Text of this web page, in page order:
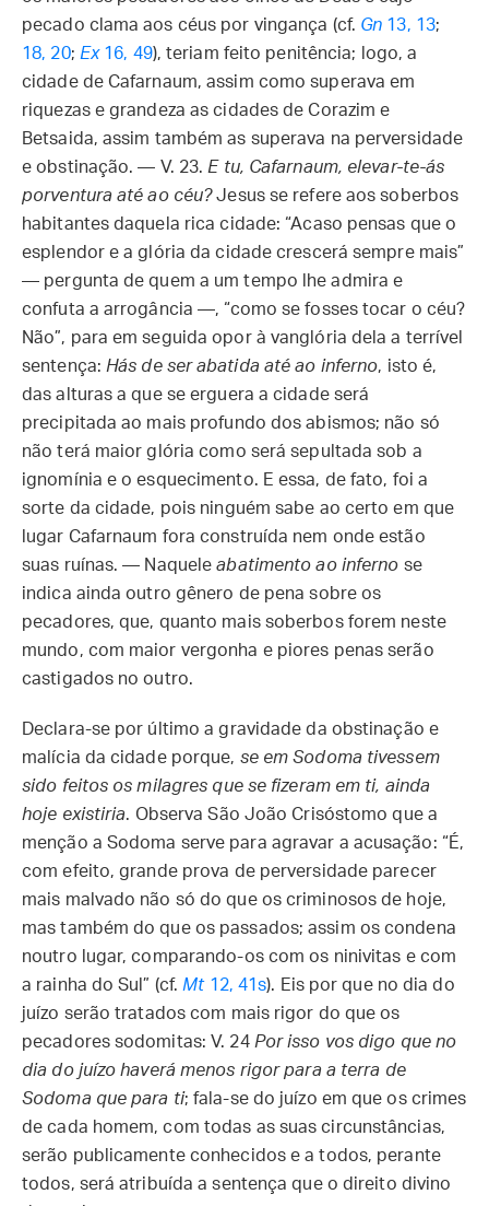
pecado clama aos céus por vingança (cf. Gn 13, 13;
18, 20; Ex16, 49), teriam feito penitência; logo, a
cidade de Cafarnaum, assim como superava em
riquezas e grandeza as cidades de Corazim e
Betsaida, assim também as superava na perversidade
e obstinação. — V. 23. E tu, Cafarnaum, elevar-te-ás
porventura até ao céu?Jesus se refere aos soberbos
habitantes daquela rica cidade: “Acaso pensas que o
esplendor e a glória da cidade crescerá sempre mais”
— pergunta de quem a um tempo lhe admira e
confuta a arrogância —, “como se fosses tocar o céu?
Não”, para em seguida opor à vanglória dela a terrível
sentença: Hás de ser abatida até ao inferno, isto é,
das alturas a que se erguera a cidade será
precipitada ao mais profundo dos abismos; não só
não terá maior glória como será sepultada sob a
ignomínia e o esquecimento. E essa, de fato, foi a
sorte da cidade, pois ninguém sabe ao certo em que
lugar Cafarnaum fora construída nem onde estão
suas ruínas. — Naqueleabatimento ao inferno se
indica ainda outro gênero de pena sobre os
pecadores, que, quanto mais soberbos forem neste
mundo, com maior vergonha e piores penas serão
castigados no outro.
Declara-se por último a gravidade da obstinação e
malícia da cidade porque, se em Sodoma tivessem
sido feitos os milagres que se fizeram em ti, ainda
hoje existiria. Observa São João Crisóstomo que a
menção a Sodoma serve para agravar a acusação: “É,
com efeito, grande prova de perversidade parecer
mais malvado não só do que os criminosos de hoje,
mas também do que os passados; assim os condena
noutro lugar, comparando-os com os ninivitas e com
a rainha do Sul” (cf. Mt12, 41s). Eis por que no dia do
juízo serão tratados com mais rigor do que os
pecadores sodomitas: V. 24 Por isso vos digo que no
dia do juízo haverá menos rigor para a terra de
Sodoma que para ti; fala-se do juízo em que os crimes
de cada homem, com todas as suas circunstâncias,
serão publicamente conhecidos e a todos, perante
todos, será atribuída a sentença que o direito divino